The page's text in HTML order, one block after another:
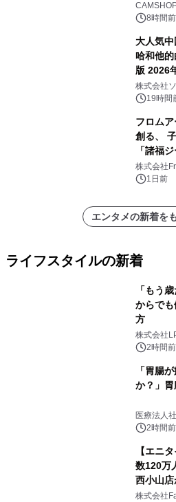
8時間前
大人気
哈和他
版 2026
開始
株式会社
ンズ19時間
フロム
創る、
「諸福
(日)開催
株式会社
1日前
エンタメの新着を
ライフスタイルの新着
「もう
からでも
方
株式会社
2時間前
「胃腸
か？」
医療法人
2時間前
【エニ
数120万
西小山店
株式会社